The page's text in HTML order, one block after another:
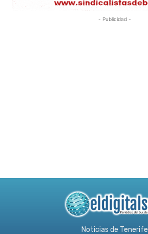
- Publicidad -
Noticias de Tenerife